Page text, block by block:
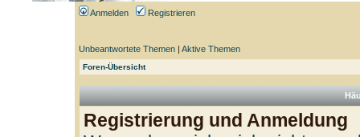
Anmelden Registrieren
Unbeantwortete Themen | Aktive Themen
Foren-Übersicht
Registrierung und Anmeldung